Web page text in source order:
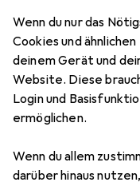
Wenn du nur das
Cookies und
deinem Gerät und
Website. Diese
Login und
ermöglichen.
Wenn du allem
darüber hinaus
Triumph-
Preis in EUR inkl.
EUR
137,43